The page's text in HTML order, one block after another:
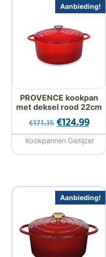
Aanbieding!
PROVENCE kookpan
met deksel rood 22cm
€171.15 €124.99
Kookpannen Gietijzer
Aanbieding!